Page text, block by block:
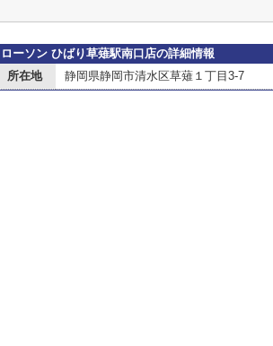
ローソン ひばり草薙駅南口店の詳細情報
所在地
静岡県静岡市清水区草薙１丁目3-7